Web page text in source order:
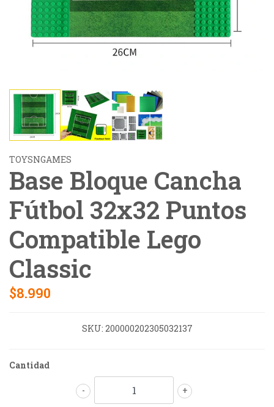
TOYSNGAMES
Base Bloque Cancha
Fútbol 32x32 Puntos
Compatible Lego
Classic
$8.990
SKU: 200000202305032137
Cantidad
+
-